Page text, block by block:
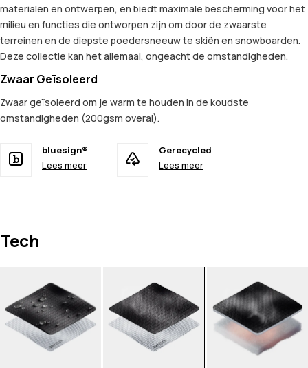
materialen en ontwerpen, en biedt maximale bescherming voor het
milieu en functies die ontworpen zijn om door de zwaarste
terreinen en de diepste poedersneeuw te skiën en snowboarden.
Deze collectie kan het allemaal, ongeacht de omstandigheden.
Zwaar Geïsoleerd
Zwaar geïsoleerd om je warm te houden in de koudste
omstandigheden (200gsm overal).
bluesign®
Lees meer
Gerecycled
Lees meer
Tech